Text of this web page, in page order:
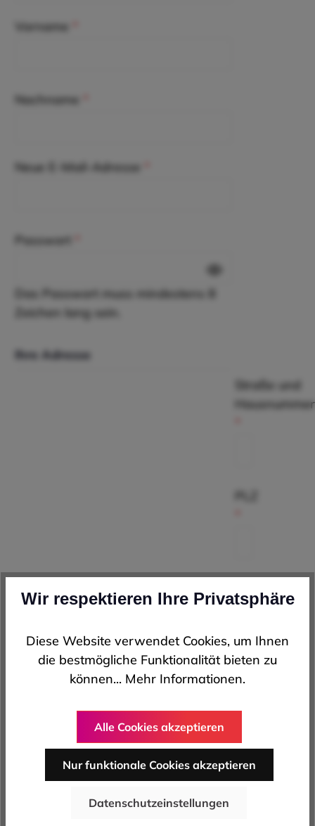
Vorname
Nachname
Neue E-Mail-Adresse
Passwort
Das Passwort muss mindestens 8
Zeichen lang sein.
Ihre Adresse
Straße und
Hausnummer
*
Bundesland
Wir respektieren Ihre Privatsphäre
Diese Website verwendet Cookies, um Ihnen
die bestmögliche Funktionalität bieten zu
können... Mehr Informationen.
Alle Cookies akzeptieren
Nur funktionale Cookies akzeptieren
Datenschutzeinstellungen